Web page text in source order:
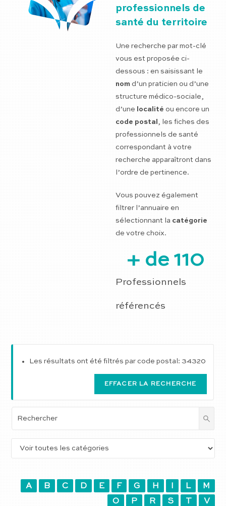
professionnels de
santé du territoire
Une recherche par mot-clé
vous est proposée ci-
dessous : en saisissant le
nom d’un praticien ou d’une
structure médico-sociale,
d’une
localité ou encore un
code postal , les fiches des
professionnels de santé
correspondant à votre
recherche apparaîtront dans
l’ordre de pertinence.
Vous pouvez également
filtrer l’annuaire en
sélectionnant la catégorie
de votre choix.
Professionnels
référencés
+ de 110
Les résultats ont été filtrés par code postal: 34320
EFFACER LA RECHERCHE
A B C D E F G H L
M
O
P R S T V